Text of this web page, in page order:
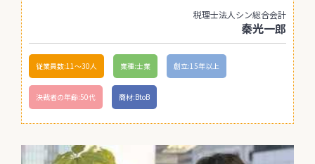
税理士法人シン総合会計
秦光一郎
従業員数:11〜30人 業種:士業 創立:15年以上
決裁者の年齢:50代 商材:BtoB